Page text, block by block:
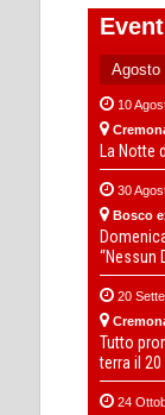
10
La Notte
30
Bosco
“Nessun
20
Tutto
terra il
24